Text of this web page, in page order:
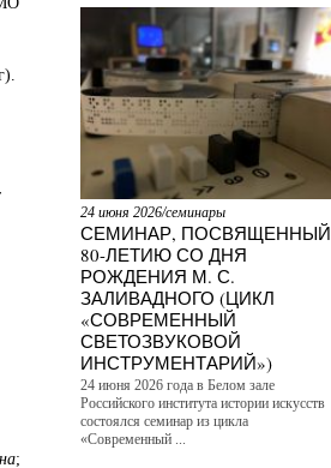
24 июня 2026/семинары
СЕМИНАР, ПОСВЯЩЕННЫЙ
80-ЛЕТИЮ СО ДНЯ
РОЖДЕНИЯ М. С.
ЗАЛИВАДНОГО (ЦИКЛ
«СОВРЕМЕННЫЙ
СВЕТОЗВУКОВОЙ
ИНСТРУМЕНТАРИЙ»)
24 июня 2026 года в Белом зале
Российского института истории искусств
состоялся семинар из цикла
«Современный ...
;